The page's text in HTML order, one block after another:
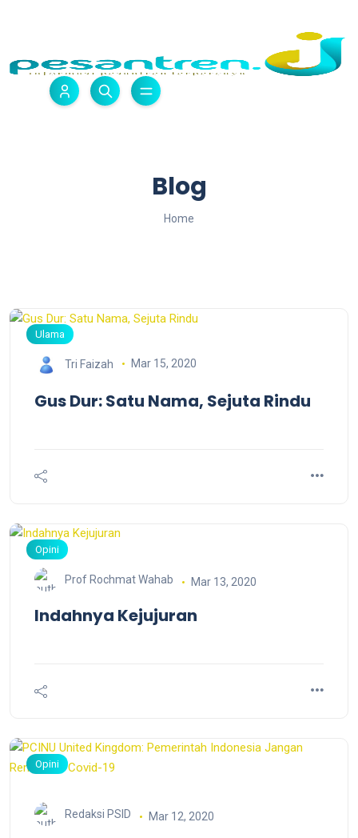
Blog
Home
Ulama
Tri Faizah Mar 15, 2020
Gus Dur: Satu Nama, Sejuta Rindu
Opini
Prof Rochmat Wahab Mar 13, 2020
Indahnya Kejujuran
Opini
Redaksi PSID Mar 12, 2020